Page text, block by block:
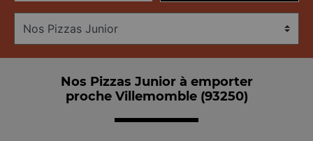
Nos Pizzas Junior à emporter
proche Villemomble (93250)